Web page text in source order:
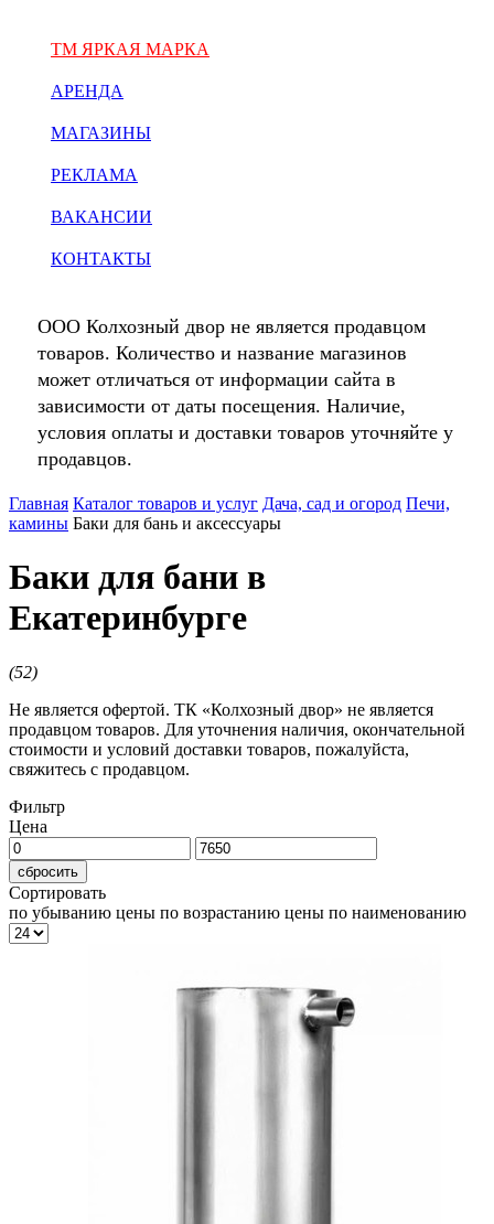
ТМ ЯРКАЯ МАРКА
АРЕНДА
МАГАЗИНЫ
РЕКЛАМА
ВАКАНСИИ
КОНТАКТЫ
ООО Колхозный двор не является продавцом
товаров. Количество и название магазинов
может отличаться от информации сайта в
зависимости от даты посещения. Наличие,
условия оплаты и доставки товаров уточняйте у
продавцов.
Главная Каталог товаров и услуг Дача, сад и огород Печи,
камины Баки для бань и аксессуары
Баки для бани в
Екатеринбурге
(52)
Не является офертой. ТК «Колхозный двор» не является
продавцом товаров. Для уточнения наличия, окончательной
стоимости и условий доставки товаров, пожалуйста,
свяжитесь с продавцом.
Фильтр
Цена
сбросить
Сортировать
по убыванию цены по возрастанию цены по наименованию